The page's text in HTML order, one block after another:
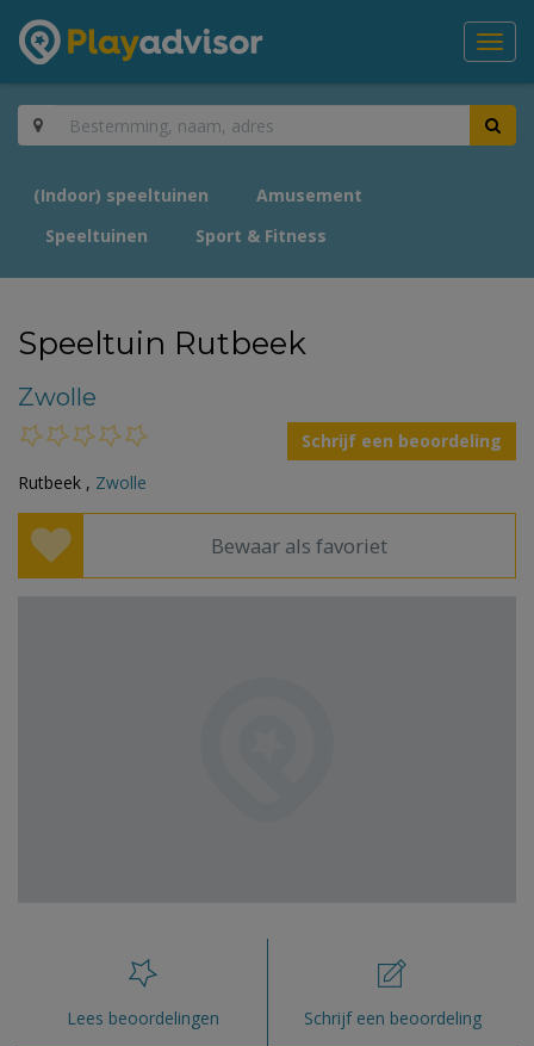
(Indoor) speeltuinen
Amusement
Speeltuinen
Sport & Fitness
Speeltuin Rutbeek
Zwolle
Schrijf een beoordeling
Rutbeek , Zwolle
Bewaar als favoriet
Lees beoordelingen Schrijf een beoordeling